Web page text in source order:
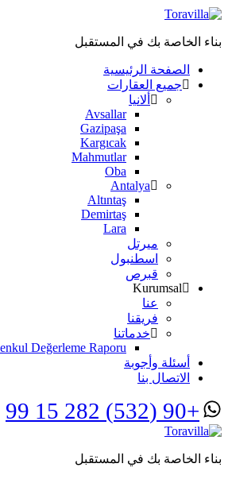
بناء الخاصة بك في المستقبل
الصفحة الرئيسية
جميع العقارات
ألانيا
Avsallar
Gazipaşa
Kargıcak
Mahmutlar
Oba
Antalya
Altıntaş
Demirtaş
Lara
ميرتل
اسطنبول
قبرص
Kurumsal
عنا
فريقنا
خدماتنا
Değerleme Raporu
أسئلة وأجوبة
الاتصال بنا
+90 (532) 282 15 99
بناء الخاصة بك في المستقبل